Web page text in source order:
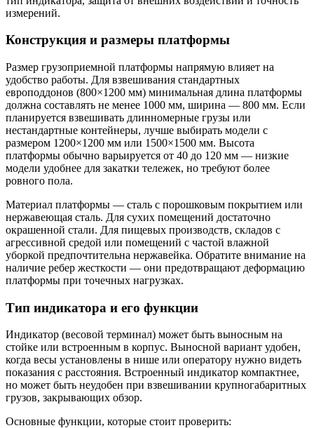
измерений.
Конструкция и размеры платформы
Размер грузоприемной платформы напрямую влияет на
удобство работы. Для взвешивания стандартных
европоддонов (800×1200 мм) минимальная длина платформы
должна составлять не менее 1000 мм, ширина — 800 мм. Если
планируется взвешивать длинномерные грузы или
нестандартные контейнеры, лучше выбирать модели с
размером 1200×1200 мм или 1500×1500 мм. Высота
платформы обычно варьируется от 40 до 120 мм — низкие
модели удобнее для закатки тележек, но требуют более
ровного пола.
Материал платформы — сталь с порошковым покрытием или
нержавеющая сталь. Для сухих помещений достаточно
окрашенной стали. Для пищевых производств, складов с
агрессивной средой или помещений с частой влажной
уборкой предпочтительна нержавейка. Обратите внимание на
наличие ребер жесткости — они предотвращают деформацию
платформы при точечных нагрузках.
Тип индикатора и его функции
Индикатор (весовой терминал) может быть выносным на
стойке или встроенным в корпус. Выносной вариант удобен,
когда весы установлены в нише или оператору нужно видеть
показания с расстояния. Встроенный индикатор компактнее,
но может быть неудобен при взвешивании крупногабаритных
грузов, закрывающих обзор.
Основные функции, которые стоит проверить: